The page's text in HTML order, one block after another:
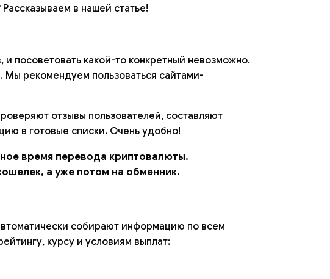
в нашей статье!
посоветовать какой-то конкретный невозможно.
Мы рекомендуем пользоваться сайтами-
отзывы пользователей, составляют
в готовые списки. Очень удобно!
время перевода криптовалюты.
а уже потом на обменник.
собирают информацию по всем
курсу и условиям выплат: